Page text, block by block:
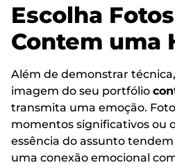
Escolha
Contem uma
Além de demonstrar
imagem do seu portfólio
transmita uma emoção.
momentos significativos ou
essência do assunto
uma conexão emocional